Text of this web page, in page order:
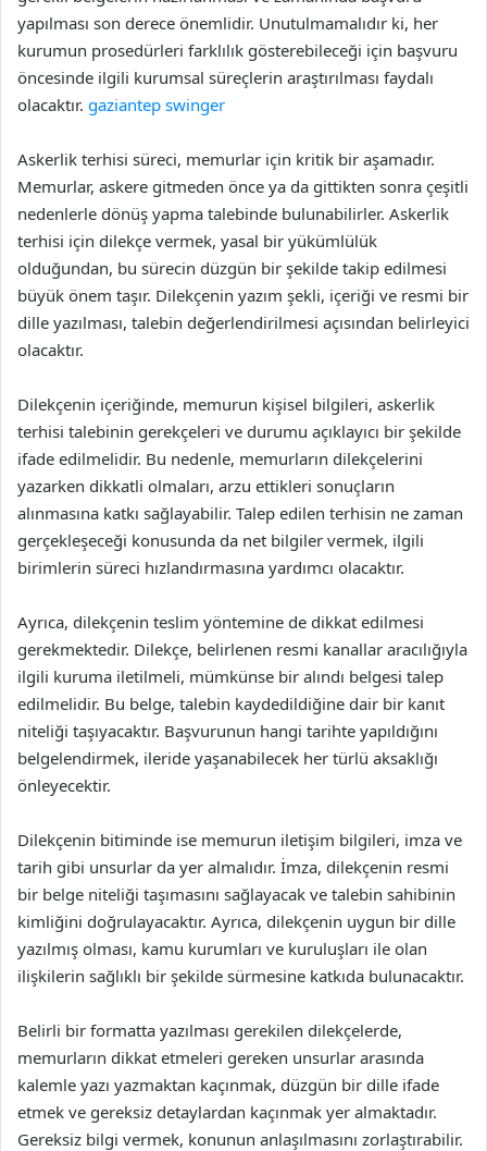
yapılması son derece önemlidir. Unutulmamalıdır ki, her
kurumun prosedürleri farklılık gösterebileceği için başvuru
öncesinde ilgili kurumsal süreçlerin araştırılması faydalı
olacaktır. gaziantep swinger
Askerlik terhisi süreci, memurlar için kritik bir aşamadır.
Memurlar, askere gitmeden önce ya da gittikten sonra çeşitli
nedenlerle dönüş yapma talebinde bulunabilirler. Askerlik
terhisi için dilekçe vermek, yasal bir yükümlülük
olduğundan, bu sürecin düzgün bir şekilde takip edilmesi
büyük önem taşır. Dilekçenin yazım şekli, içeriği ve resmi bir
dille yazılması, talebin değerlendirilmesi açısından belirleyici
olacaktır.
Dilekçenin içeriğinde, memurun kişisel bilgileri, askerlik
terhisi talebinin gerekçeleri ve durumu açıklayıcı bir şekilde
ifade edilmelidir. Bu nedenle, memurların dilekçelerini
yazarken dikkatli olmaları, arzu ettikleri sonuçların
alınmasına katkı sağlayabilir. Talep edilen terhisin ne zaman
gerçekleşeceği konusunda da net bilgiler vermek, ilgili
birimlerin süreci hızlandırmasına yardımcı olacaktır.
Ayrıca, dilekçenin teslim yöntemine de dikkat edilmesi
gerekmektedir. Dilekçe, belirlenen resmi kanallar aracılığıyla
ilgili kuruma iletilmeli, mümkünse bir alındı belgesi talep
edilmelidir. Bu belge, talebin kaydedildiğine dair bir kanıt
niteliği taşıyacaktır. Başvurunun hangi tarihte yapıldığını
belgelendirmek, ileride yaşanabilecek her türlü aksaklığı
önleyecektir.
Dilekçenin bitiminde ise memurun iletişim bilgileri, imza ve
tarih gibi unsurlar da yer almalıdır. İmza, dilekçenin resmi
bir belge niteliği taşımasını sağlayacak ve talebin sahibinin
kimliğini doğrulayacaktır. Ayrıca, dilekçenin uygun bir dille
yazılmış olması, kamu kurumları ve kuruluşları ile olan
ilişkilerin sağlıklı bir şekilde sürmesine katkıda bulunacaktır.
Belirli bir formatta yazılması gerekilen dilekçelerde,
memurların dikkat etmeleri gereken unsurlar arasında
kalemle yazı yazmaktan kaçınmak, düzgün bir dille ifade
etmek ve gereksiz detaylardan kaçınmak yer almaktadır.
Gereksiz bilgi vermek, konunun anlaşılmasını zorlaştırabilir.